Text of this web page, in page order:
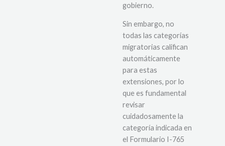
gobierno.
Sin embargo, no
todas las categorías
migratorias califican
automáticamente
para estas
extensiones, por lo
que es fundamental
revisar
cuidadosamente la
categoría indicada en
el Formulario I-765